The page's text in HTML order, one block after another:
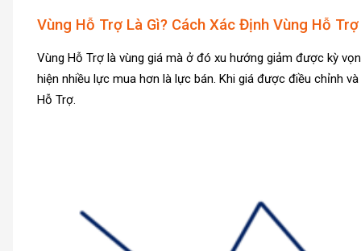
Vùng Hỗ Trợ Là Gì? Cách Xác Định Vùng Hỗ
Vùng Hỗ Trợ là vùng giá mà ở đó xu hướng giảm được kỳ
hiện nhiều lực mua hơn là lực bán. Khi giá được điều chỉnh
Hỗ Trợ.